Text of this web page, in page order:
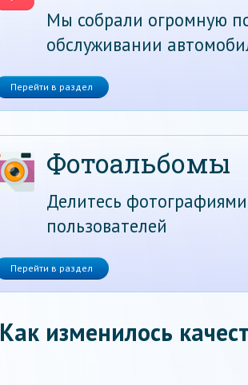
Мы собрали огромную
обслуживании
Перейти в раздел
Фотоальбомы
Делитесь
пользователей
Перейти в раздел
Как изменилось